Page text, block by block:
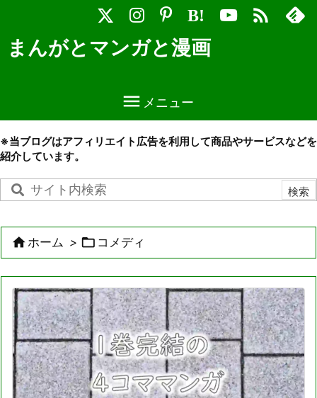
まんがとマンガと漫画
メニュー
B! 
※当ブログはアフィリエイト広告を利用して商品やサービスなどを
紹介しています。
ホーム >  コメディ